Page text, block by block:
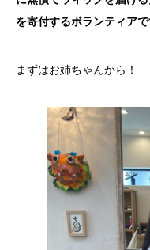
を寄付するボランティア
まずはお姉ちゃんから！